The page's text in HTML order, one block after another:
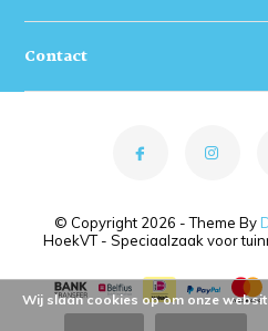
Contact
© Copyright 2026 - Theme By
HoekVT - Speciaalzaak voor
Wij slaan cookies op om onze